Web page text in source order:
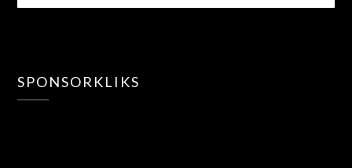
SPONSORKLIKS